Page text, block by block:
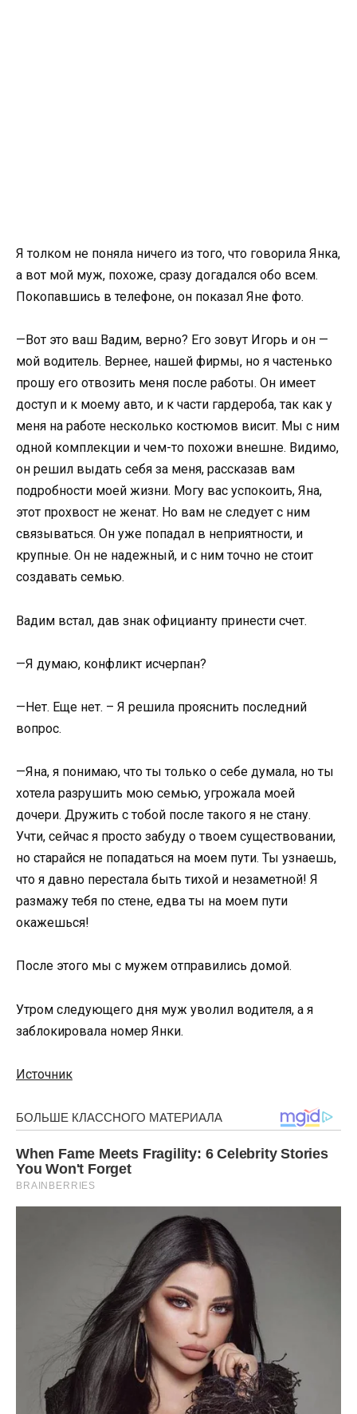
Я толком не поняла ничего из того, что говорила Янка,
а вот мой муж, похоже, сразу догадался обо всем.
Покопавшись в телефоне, он показал Яне фото.
—Вот это ваш Вадим, верно? Его зовут Игорь и он —
мой водитель. Вернее, нашей фирмы, но я частенько
прошу его отвозить меня после работы. Он имеет
доступ и к моему авто, и к части гардероба, так как у
меня на работе несколько костюмов висит. Мы с ним
одной комплекции и чем-то похожи внешне. Видимо,
он решил выдать себя за меня, рассказав вам
подробности моей жизни. Могу вас успокоить, Яна,
этот прохвост не женат. Но вам не следует с ним
связываться. Он уже попадал в неприятности, и
крупные. Он не надежный, и с ним точно не стоит
создавать семью.
Вадим встал, дав знак официанту принести счет.
—Я думаю, конфликт исчерпан?
—Нет. Еще нет. – Я решила прояснить последний
вопрос.
—Яна, я понимаю, что ты только о себе думала, но ты
хотела разрушить мою семью, угрожала моей
дочери. Дружить с тобой после такого я не стану.
Учти, сейчас я просто забуду о твоем существовании,
но старайся не попадаться на моем пути. Ты узнаешь,
что я давно перестала быть тихой и незаметной! Я
размажу тебя по стене, едва ты на моем пути
окажешься!
После этого мы с мужем отправились домой.
Утром следующего дня муж уволил водителя, а я
заблокировала номер Янки.
Источник